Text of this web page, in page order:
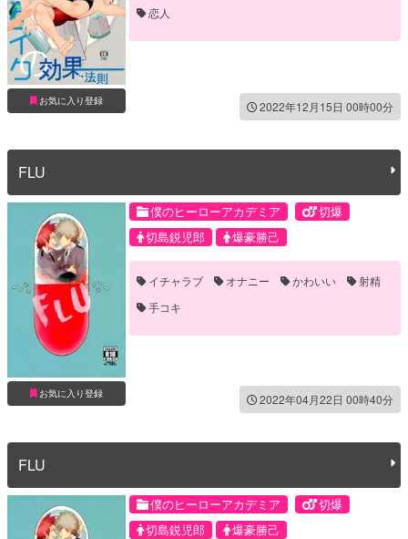
お気に入り登録
恋人
2022年12月15日 00時00分
FLU
お気に入り登録
僕のヒーローアカデミア
切爆
切島鋭児郎
爆豪勝己
イチャラブ オナニー かわいい
射精
手コキ
2022年04月22日 00時40分
FLU
僕のヒーローアカデミア
切爆
切島鋭児郎
爆豪勝己